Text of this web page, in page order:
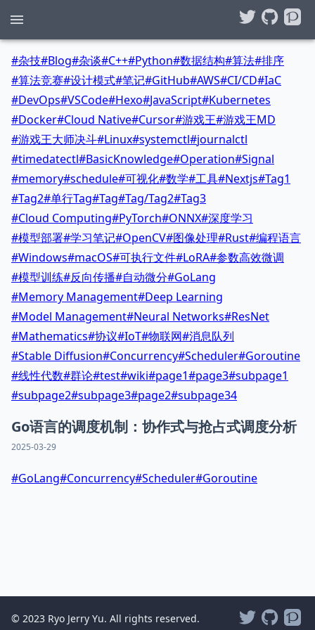
#杂技#Blog#杂谈#C++#Python#数据结构#算法#排序
#算法竞赛#设计模式#笔记#GitHub#AWS#CI/CD#IaC
#DevOps#VSCode#Hexo#JavaScript#Kubernetes
#Docker#Cloud Native#Cursor#游戏王#游戏王MD
#游戏王大师决斗#Linux#systemctl#journalctl
#timedatectl#BasicKnowledge#Operation#Signal
#memory#schedule#可视化#数学#工具#Nextjs#Tag1
#Tag2#单行Tag#Tag#Tag/Tag2#Tag3
#Cloud Computing#PyTorch#ONNX#深度学习
#模型部署#学习笔记#OpenCV#图像处理#Rust#编程语言
#Windows#macOS#可执行文件#LoRA#参数高效微调
#模型训练#反向传播#自动微分#GoLang
#Memory Management#Deep Learning
#Model Management#Neural Networks#ResNet
#Mathematics#协议#IoT#物联网#消息队列
#Stable Diffusion#Concurrency#Scheduler#Goroutine
#线性代数#群论#test#wiki#page1#page3#subpage1
#subpage2#subpage3#page2#subpage34
Go语言的调度机制：协作式与抢占式调度分析
2025-03-29
#GoLang#Concurrency#Scheduler#Goroutine
© 2023 Ryo Jerry Yu. All rights reserved.